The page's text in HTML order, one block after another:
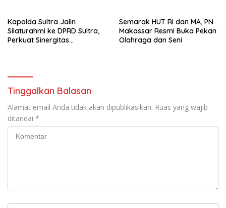
Kapolda Sultra Jalin
Silaturahmi ke DPRD Sultra,
Perkuat Sinergitas
Semarak HUT RI dan MA, PN
Makassar Resmi Buka Pekan
Olahraga dan Seni
Tinggalkan Balasan
Alamat email Anda tidak akan dipublikasikan. Ruas yang wajib
ditandai *